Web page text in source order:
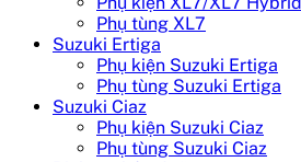
Phụ tùng XL7
Suzuki Ertiga
Phụ kiện Suzuki Ertiga
Phụ tùng Suzuki Ertiga
Suzuki Ciaz
Phụ kiện Suzuki Ciaz
Phụ tùng Suzuki Ciaz